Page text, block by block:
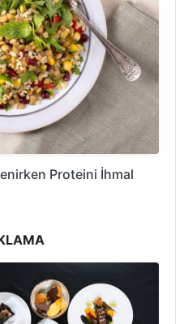
Proteini İhmal